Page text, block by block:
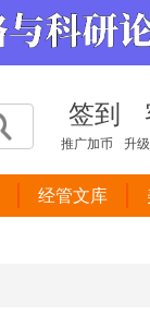
签到
推广加币
升
经管文库